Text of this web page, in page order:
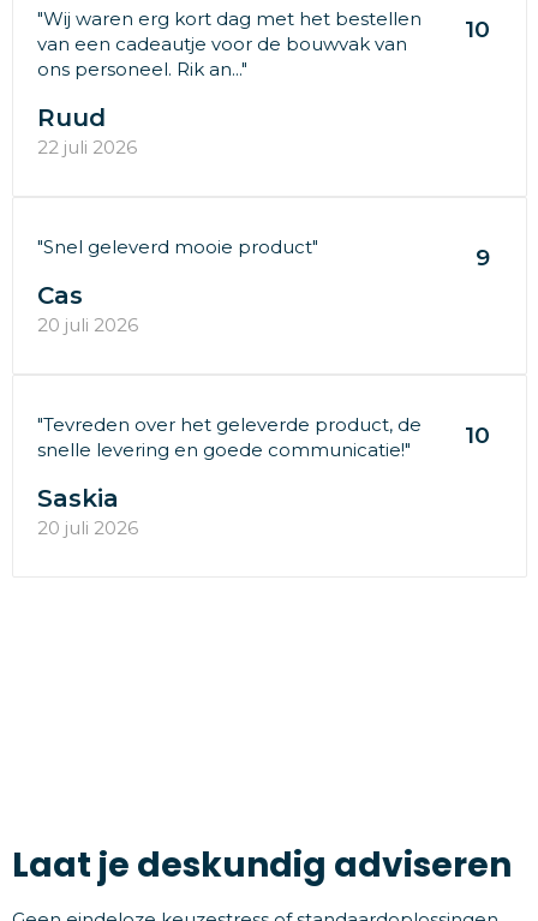
"Wij waren erg kort dag met het bestellen
van een cadeautje voor de bouwvak van
ons personeel. Rik an..."
10
Ruud
22 juli 2026
"Snel geleverd mooie product" 9
Cas
20 juli 2026
"Tevreden over het geleverde product, de
snelle levering en goede communicatie!"
10
Saskia
20 juli 2026
Laat je deskundig adviseren